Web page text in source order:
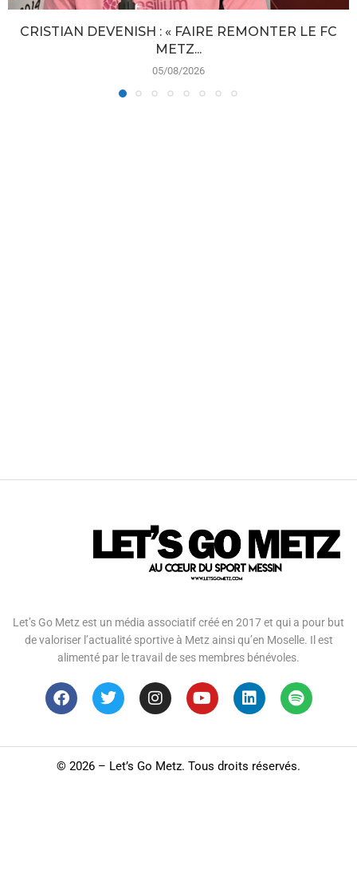
CRISTIAN DEVENISH : « FAIRE REMONTER LE FC
METZ...
05/08/2026
Let’s Go Metz est un média associatif créé en 2017 et qui a pour but
de valoriser l’actualité sportive à Metz ainsi qu’en Moselle. Il est
alimenté par le travail de ses membres bénévoles.
© 2026 – Let’s Go Metz. Tous droits réservés.